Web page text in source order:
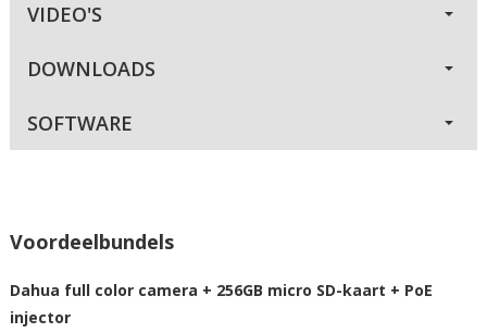
VIDEO'S
DOWNLOADS
SOFTWARE
Voordeelbundels
Dahua full color camera + 256GB micro SD-kaart + PoE
injector